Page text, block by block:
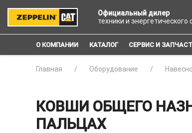
Официальный дилер
техники и
О КОМПАНИИ КАТАЛОГ СЕРВИС И
Главная Оборудование
КОВШИ ОБЩЕГО
ПАЛЬЦАХ